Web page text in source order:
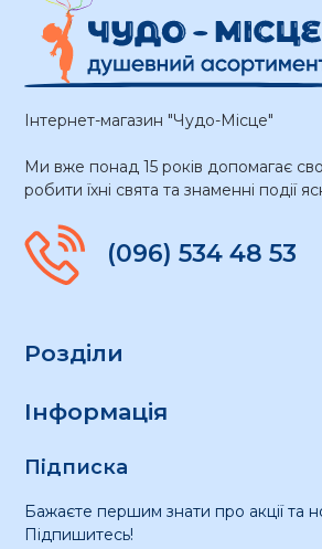
Інтернет-магазин "Чудо-Місце"
Ми вже понад 15 років допомагає
робити їхні свята та знаменні події
(096) 534 48 53
Розділи
Інформація
Підписка
Бажаєте першим знати про акції та
Підпишитесь!